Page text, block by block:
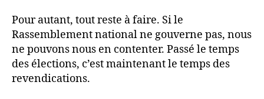
Pour autant, tout reste à faire. Si le
Rassemblement national ne gouverne pas, nous
ne pouvons nous en contenter. Passé le temps
des élections, c’est maintenant le temps des
revendications.